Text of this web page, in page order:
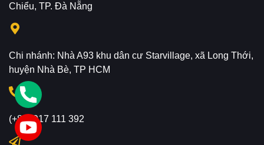
Chiểu, TP. Đà Nẵng
Chi nhánh: Nhà A93 khu dân cư Starvillage, xã Long Thới,
huyện Nhà Bè, TP HCM
(+84) 917 111 392